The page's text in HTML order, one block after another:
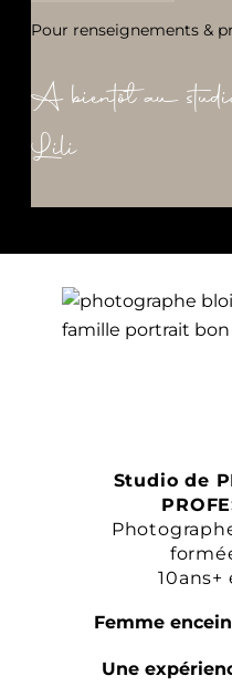
Pour renseignements &
A bientôt au
Lili
Studio de
10ans+
Femme
Une